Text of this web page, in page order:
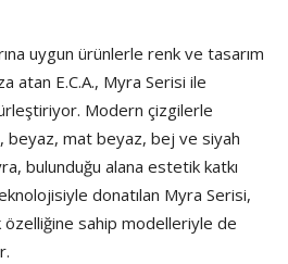
uygun ürünlerle renk ve tasarım
atan E.C.A., Myra Serisi ile
Modern çizgilerle
beyaz, mat beyaz, bej ve siyah
bulunduğu alana estetik katkı
donatılan Myra Serisi,
özelliğine sahip modelleriyle de